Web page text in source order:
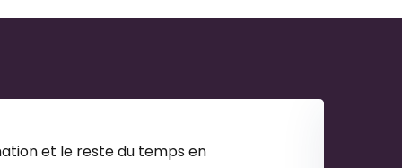
et le reste du temps en